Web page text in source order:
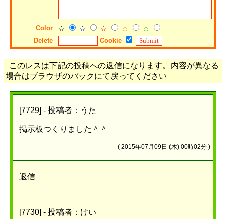
Color ☆ ☆ ☆ ☆
☆
Delete
Cookie
このレスは下記の投稿への返信になります。内容が異なる
場合はブラウザのバックにて戻ってください
[7729] - 投稿者：うた
掲示板つくりました＾＾
(2015年07月09日 (木) 00時02分 )
返信
[7730] - 投稿者：けい